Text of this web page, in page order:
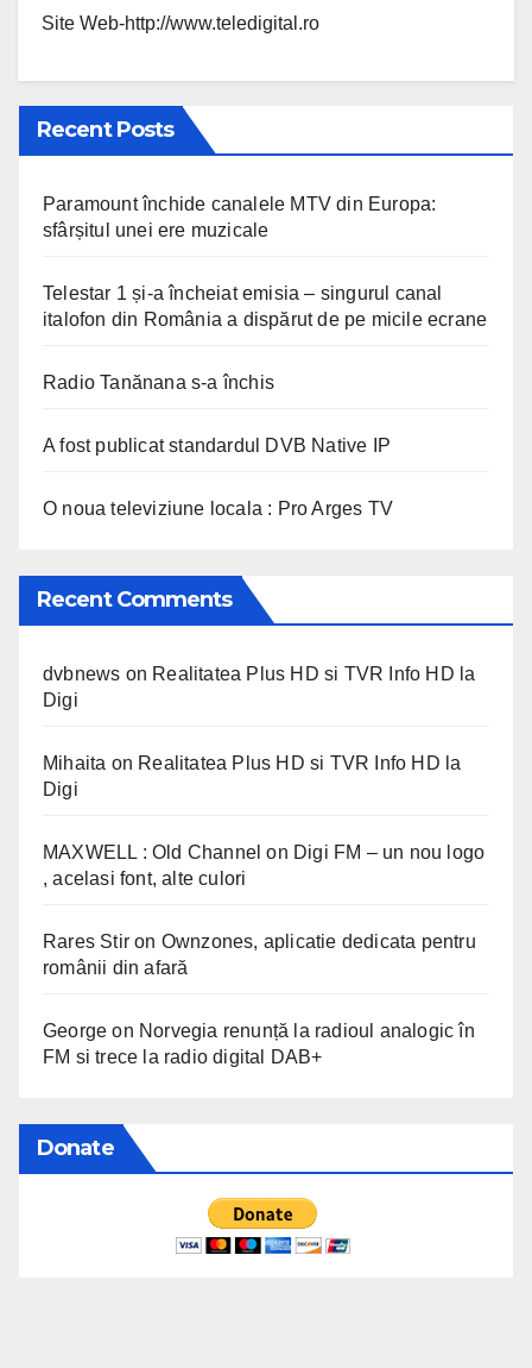
Site Web-http://www.teledigital.ro
Recent Posts
Paramount închide canalele MTV din Europa:
sfârșitul unei ere muzicale
Telestar 1 și-a încheiat emisia – singurul canal
italofon din România a dispărut de pe micile ecrane
Radio Tanănana s-a închis
A fost publicat standardul DVB Native IP
O noua televiziune locala : Pro Arges TV
Recent Comments
dvbnews on Realitatea Plus HD si TVR Info HD la
Digi
Mihaita on Realitatea Plus HD si TVR Info HD la
Digi
MAXWELL : Old Channel on Digi FM – un nou logo
, acelasi font, alte culori
Rares Stir on Ownzones, aplicatie dedicata pentru
românii din afară
George on Norvegia renunță la radioul analogic în
FM si trece la radio digital DAB+
Donate